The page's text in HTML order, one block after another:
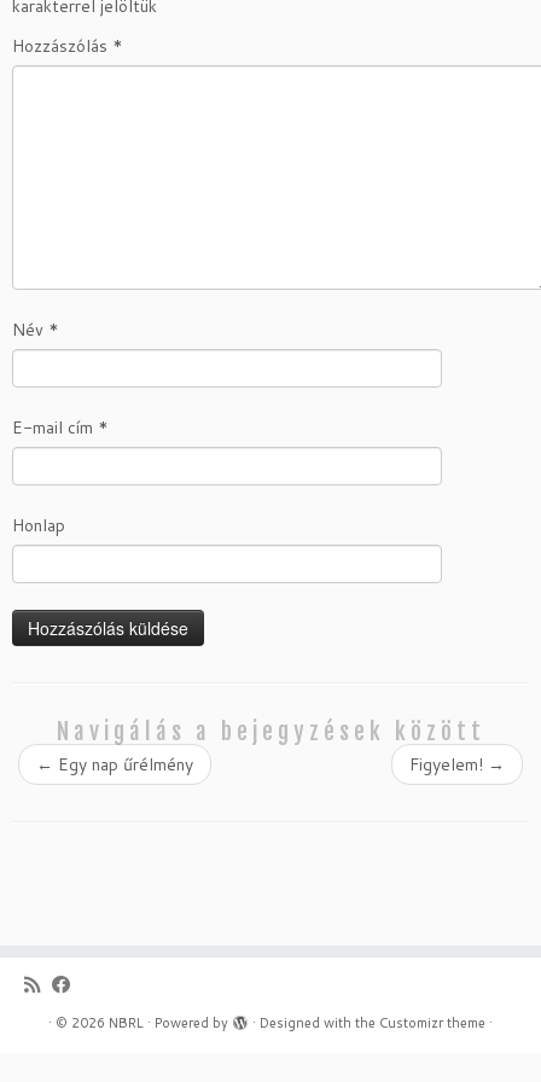
karakterrel jelöltük
Hozzászólás *
Név *
E-mail cím *
Honlap
Navigálás a bejegyzések között
← Egy nap űrélmény Figyelem! →
· © 2026 NBRL · Powered by · Designed with the Customizr theme ·